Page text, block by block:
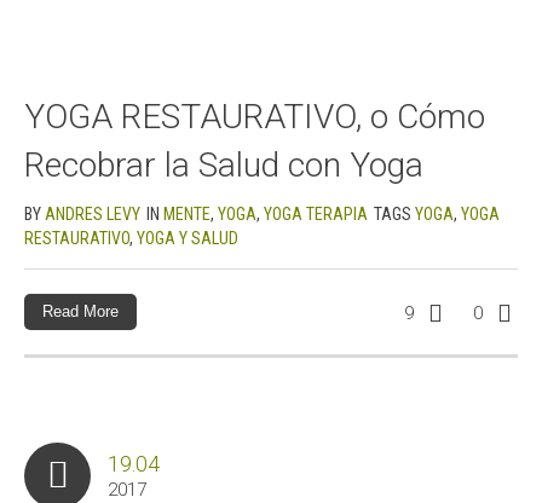
YOGA RESTAURATIVO, o Cómo
Recobrar la Salud con Yoga
BY ANDRES LEVY IN MENTE, YOGA, YOGA TERAPIA TAGS YOGA, YOGA
RESTAURATIVO, YOGA Y SALUD
9 0
Read More
19.04
2017